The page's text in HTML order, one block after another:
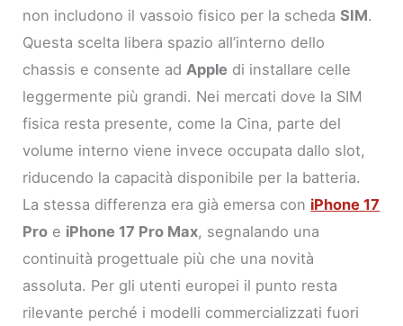
non includono il vassoio fisico per la schedaSIM.
Questa scelta libera spazio all’interno dello
chassis e consente adApple di installare celle
leggermente più grandi. Nei mercati dove la SIM
fisica resta presente, come la Cina, parte del
volume interno viene invece occupata dallo slot,
riducendo la capacità disponibile per la batteria.
La stessa differenza era già emersa con iPhone 17
Pro e iPhone 17 Pro Max, segnalando una
continuità progettuale più che una novità
assoluta. Per gli utenti europei il punto resta
rilevante perché i modelli commercializzati fuori